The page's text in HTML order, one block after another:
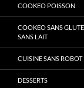
COOKEO POISSON
COOKEO SANS
SANS LAIT
CUISINE SANS ROBOT
DESSERTS